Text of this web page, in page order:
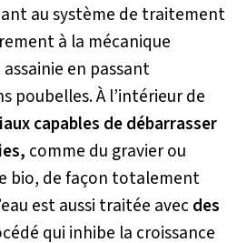
au système de traitement
à la mécanique
en passant
poubelles. À l’intérieur de
capables de débarrasser
comme du gravier ou
bio, de façon totalement
est aussi traitée avecdes
qui inhibe la croissance